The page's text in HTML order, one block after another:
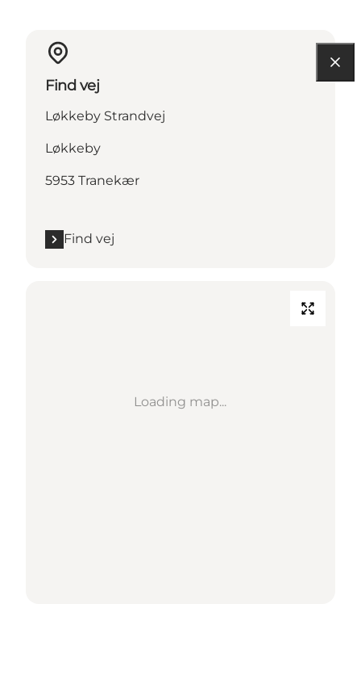
Find vej
Løkkeby Strandvej
Løkkeby
5953 Tranekær
Find vej
Loading map...